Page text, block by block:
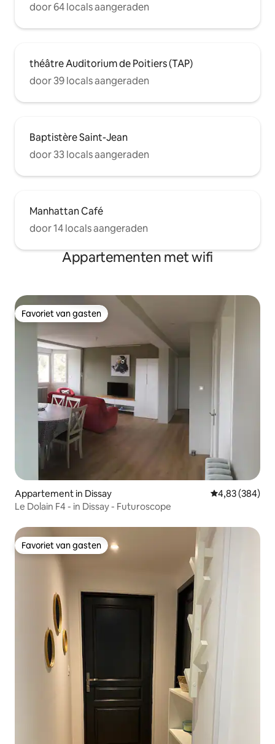
door 64 locals aangeraden
théâtre Auditorium de Poitiers (TAP)
door 39 locals aangeraden
Baptistère Saint-Jean
door 33 locals aangeraden
Manhattan Café
door 14 locals aangeraden
Appartementen met wifi
Favoriet van gasten
Favoriet van gasten
Appartement in Dissay Gemiddelde
4,83 (384)
Le Dolain F4 - in Dissay - Futuroscope
Favoriet van gasten
Favoriet van gasten